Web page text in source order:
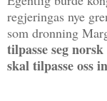
regjeringas nye
som dronning
tilpasse seg
skal tilpasse oss